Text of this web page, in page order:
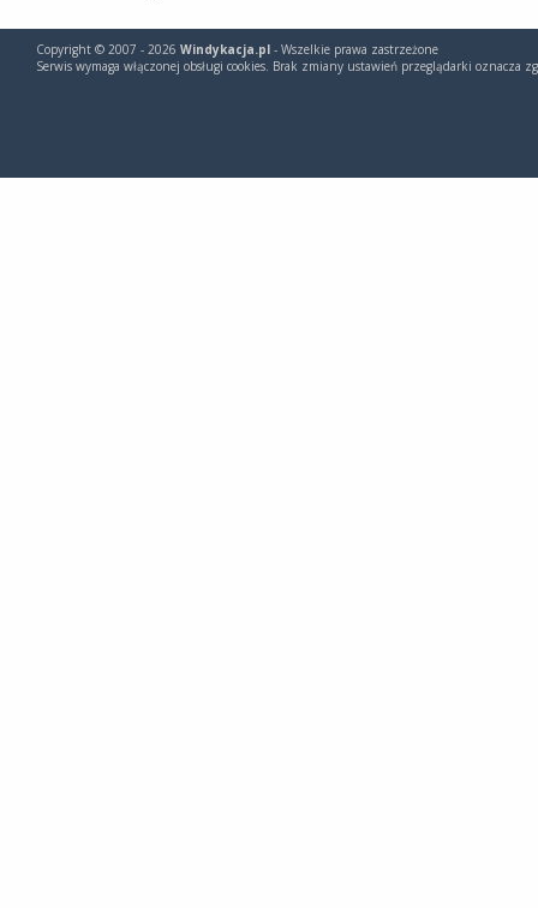
Copyright © 2007 - 2026 Windykacja.pl - Wszelkie prawa zastrzeżone
Serwis wymaga włączonej obsługi cookies. Brak zmiany ustawień przeglądarki oznacza